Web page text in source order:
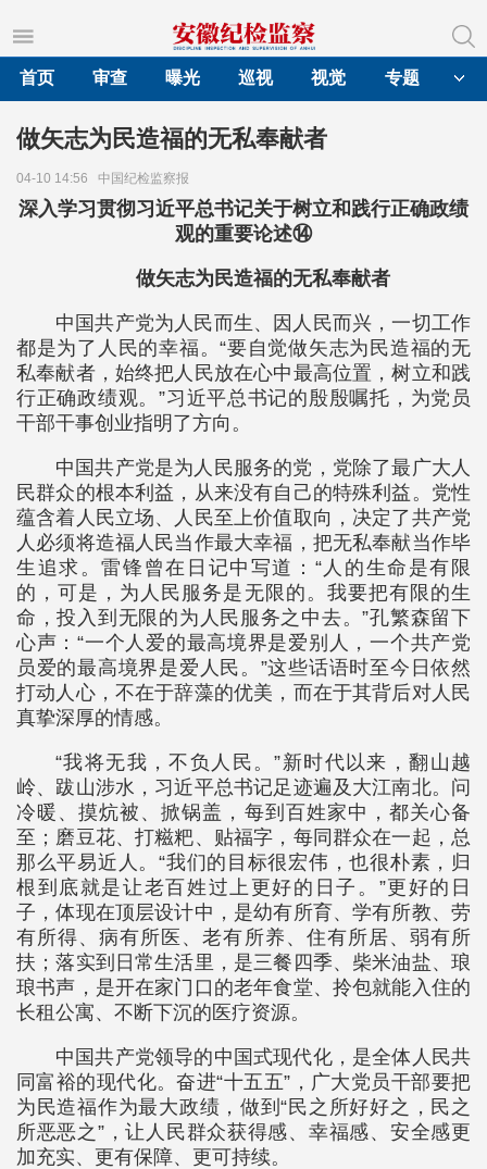
首页
审查 曝光 巡视 视觉 专题
做矢志为民造福的无私奉献者
04-10 14:56 中国纪检监察报
深入学习贯彻习近平总书记关于树立和践行正确政绩
观的重要论述⑭
做矢志为民造福的无私奉献者
中国共产党为人民而生、因人民而兴，一切工作
都是为了人民的幸福。“要自觉做矢志为民造福的无
私奉献者，始终把人民放在心中最高位置，树立和践
行正确政绩观。”习近平总书记的殷殷嘱托，为党员
干部干事创业指明了方向。
中国共产党是为人民服务的党，党除了最广大人
民群众的根本利益，从来没有自己的特殊利益。党性
蕴含着人民立场、人民至上价值取向，决定了共产党
人必须将造福人民当作最大幸福，把无私奉献当作毕
生追求。雷锋曾在日记中写道：“人的生命是有限
的，可是，为人民服务是无限的。我要把有限的生
命，投入到无限的为人民服务之中去。”孔繁森留下
心声：“一个人爱的最高境界是爱别人，一个共产党
员爱的最高境界是爱人民。”这些话语时至今日依然
打动人心，不在于辞藻的优美，而在于其背后对人民
真挚深厚的情感。
“我将无我，不负人民。”新时代以来，翻山越
岭、跋山涉水，习近平总书记足迹遍及大江南北。问
冷暖、摸炕被、掀锅盖，每到百姓家中，都关心备
至；磨豆花、打糍粑、贴福字，每同群众在一起，总
那么平易近人。“我们的目标很宏伟，也很朴素，归
根到底就是让老百姓过上更好的日子。”更好的日
子，体现在顶层设计中，是幼有所育、学有所教、劳
有所得、病有所医、老有所养、住有所居、弱有所
扶；落实到日常生活里，是三餐四季、柴米油盐、琅
琅书声，是开在家门口的老年食堂、拎包就能入住的
长租公寓、不断下沉的医疗资源。
中国共产党领导的中国式现代化，是全体人民共
同富裕的现代化。奋进“十五五”，广大党员干部要把
为民造福作为最大政绩，做到“民之所好好之，民之
所恶恶之”，让人民群众获得感、幸福感、安全感更
加充实、更有保障、更可持续。